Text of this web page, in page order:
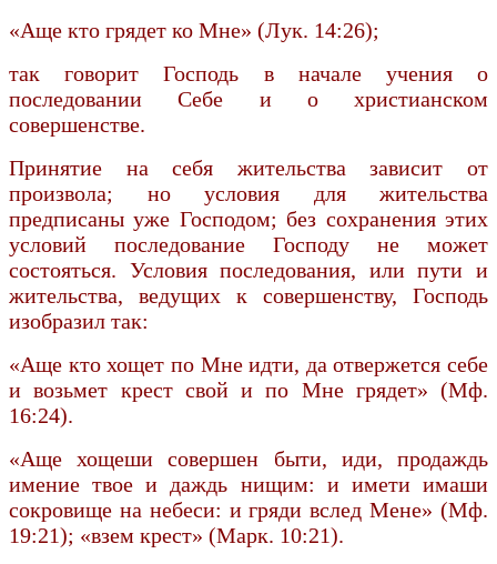
«Аще кто грядет ко Мне» (Лук. 14:26);
так говорит Господь в начале учения о
последовании Себе и о христианском
совершенстве.
Принятие на себя жительства зависит от
произвола; но условия для жительства
предписаны уже Господом; без сохранения этих
условий последование Господу не может
состояться. Условия последования, или пути и
жительства, ведущих к совершенству, Господь
изобразил так:
«Аще кто хощет по Мне идти, да отвержется себе
и возьмет крест свой и по Мне грядет» (Мф.
16:24).
«Аще хощеши совершен быти, иди, продаждь
имение твое и даждь нищим: и имети имаши
сокровище на небеси: и гряди вслед Мене» (Мф.
19:21); «взем крест» (Марк. 10:21).